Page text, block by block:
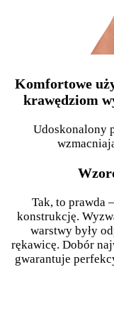
Komfortowe
krawędziom
Udoskonalony
Tak, to prawda
konstrukcję.
warstwy były
rękawicę. Dobór
gwarantuje